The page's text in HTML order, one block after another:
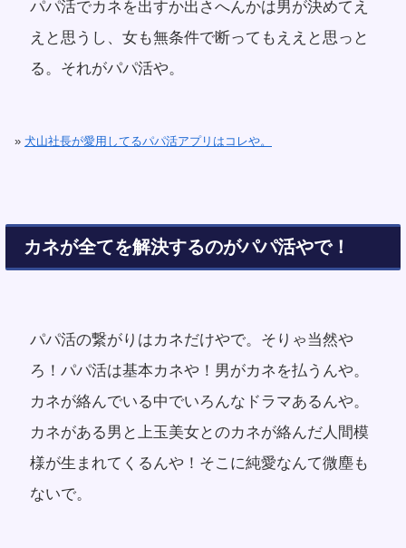
パパ活でカネを出すか出さへんかは男が決めてえ
えと思うし、女も無条件で断ってもええと思っと
る。それがパパ活や。
» 犬山社長が愛用してるパパ活アプリはコレや。
カネが全てを解決するのがパパ活やで！
パパ活の繋がりはカネだけやで。そりゃ当然や
ろ！パパ活は基本カネや！男がカネを払うんや。
カネが絡んでいる中でいろんなドラマあるんや。
カネがある男と上玉美女とのカネが絡んだ人間模
様が生まれてくるんや！そこに純愛なんて微塵も
ないで。